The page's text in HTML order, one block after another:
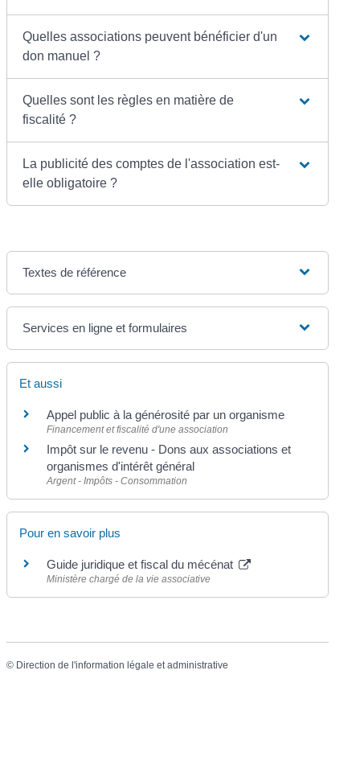
Quelles associations peuvent bénéficier d'un
don manuel ?
Quelles sont les règles en matière de
fiscalité ?
La publicité des comptes de l'association est-
elle obligatoire ?
Textes de référence
Services en ligne et formulaires
Et aussi
Appel public à la générosité par un organisme
Financement et fiscalité d'une association
Impôt sur le revenu - Dons aux associations et
organismes d'intérêt général
Argent - Impôts - Consommation
Pour en savoir plus
Guide juridique et fiscal du mécénat
Ministère chargé de la vie associative
© Direction de l'information légale et administrative